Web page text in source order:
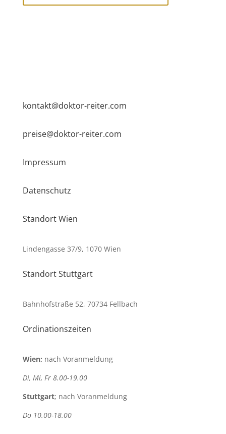
kontakt@doktor-reiter.com
preise@doktor-reiter.com
Impressum
Datenschutz
Standort Wien
Lindengasse 37/9, 1070 Wien
Standort Stuttgart
Bahnhofstraße 52, 70734 Fellbach
Ordinationszeiten
Wien; nach Voranmeldung
Di, Mi, Fr 8.00-19.00
Stuttgart; nach Voranmeldung
Do 10.00-18.00